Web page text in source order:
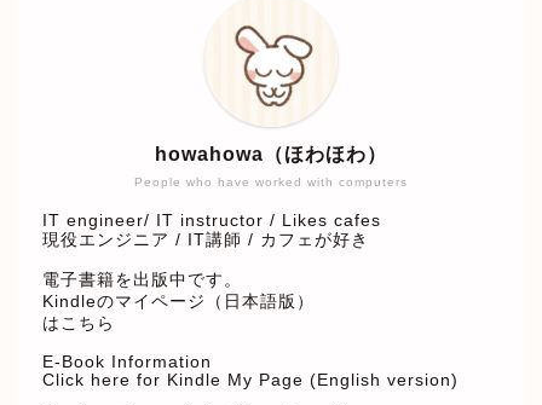
People who have worked with computers
howahowa（ほわほわ）
IT engineer/ IT instructor / Likes cafes
現役エンジニア / IT講師 / カフェが好き
電子書籍を出版中です。
Kindleのマイページ（日本語版）
はこちら
E-Book Information
Click here for Kindle My Page (English version)